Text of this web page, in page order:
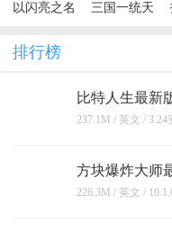
以闪亮之名
三国一统天
排行榜
比特人生最新
237.1M / 英文 / 3.24
方块爆炸大师
10.1.0安卓版
226.3M / 英文 /